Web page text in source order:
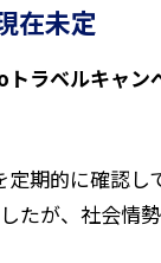
在未定
ラベルキャン
期的に確認
が、社会情